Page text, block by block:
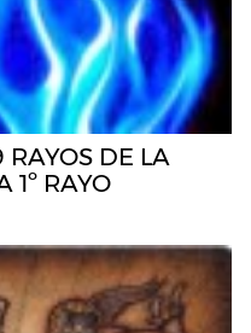
RAYOS DE LA
1º RAYO